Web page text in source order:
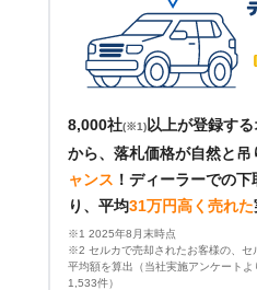
8,000社(※1) 以上が登録す
から、落札価格が自然と吊
ャンス ！ ディーラーでの下
り、平均31万円高く売れた
※1 2025年8月末時点
※2 セルカで売却されたお客様の、セ
平均額を算出（当社実施アンケート
1,533件）